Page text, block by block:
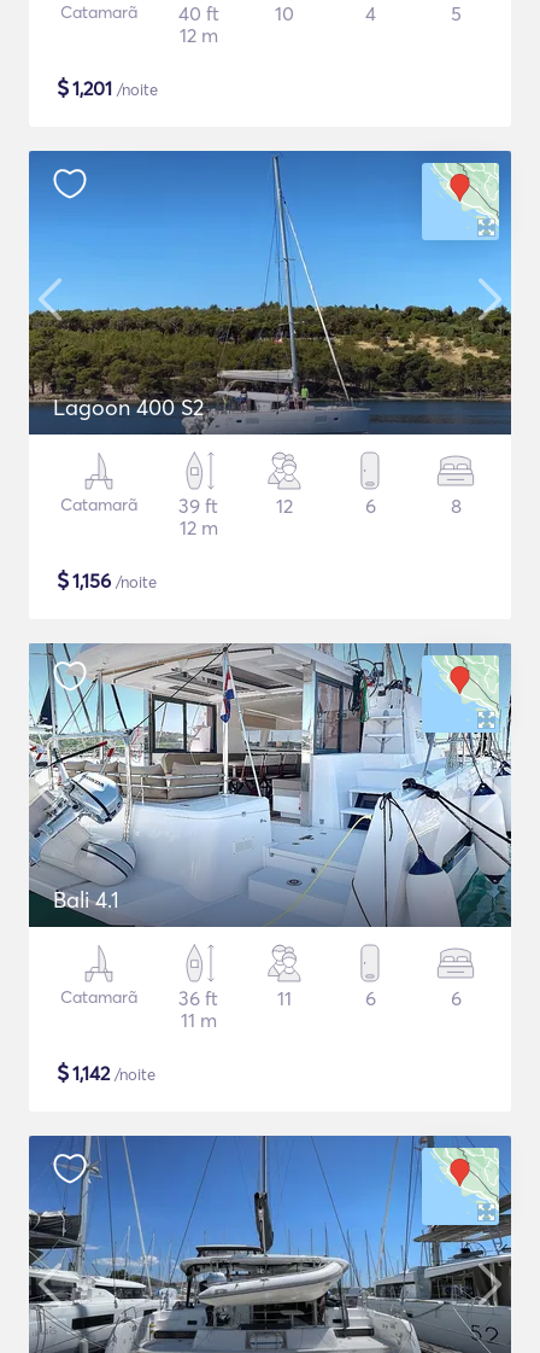
Catamarã
40 ft
12 m
10 4 5
$1,201 /noite
Lagoon 400 S2
Catamarã
39 ft
12 m
12 6 8
$1,156 /noite
Bali 4.1
Catamarã
36 ft
11 m
11 6 6
$1,142/noite